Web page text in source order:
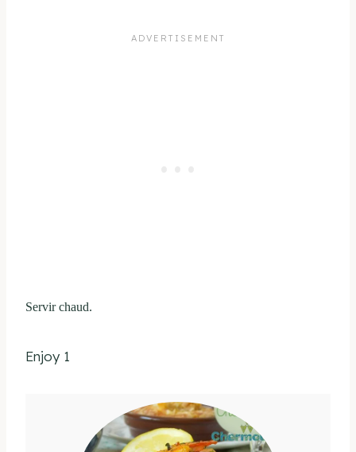
Servir chaud.
Enjoy 1